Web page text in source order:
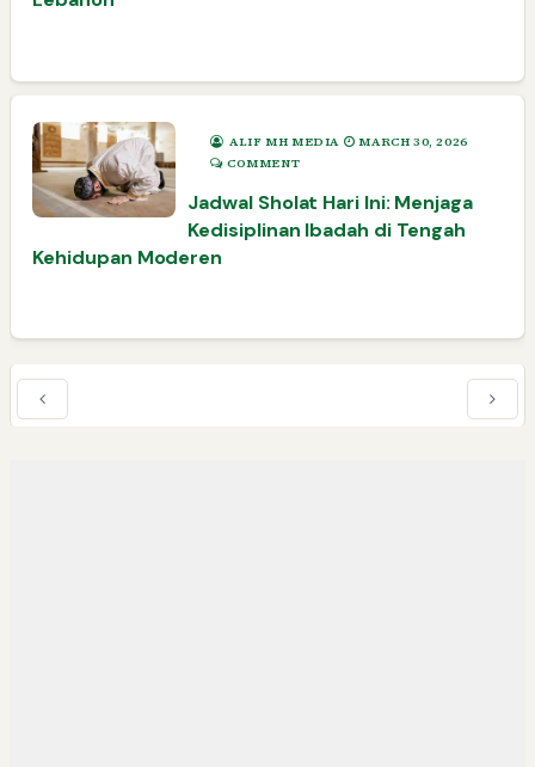
ALIF MH MEDIA
MARCH 30, 2026
COMMENT
Jadwal Sholat Hari Ini: Menjaga
Kedisiplinan Ibadah di Tengah
Kehidupan Moderen